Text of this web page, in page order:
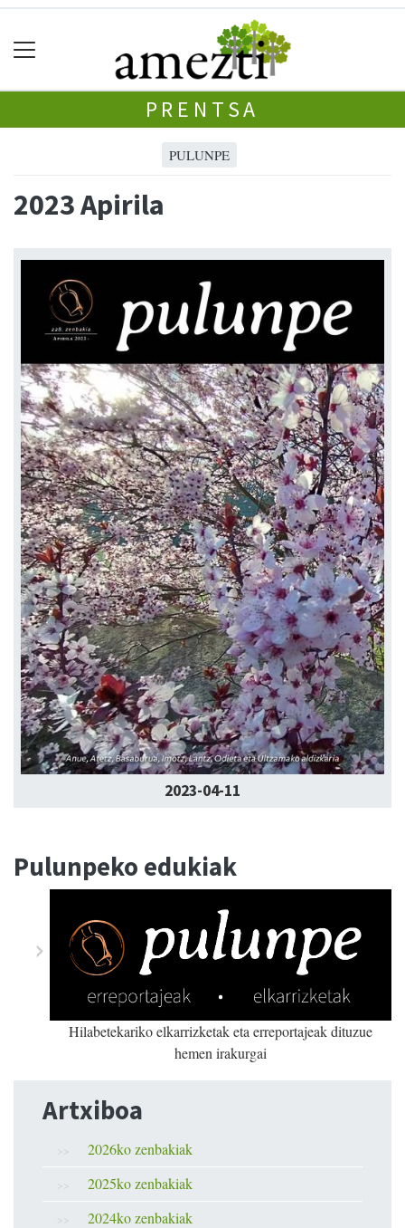
PRENTSA
PULUNPE
2023 Apirila
2023-04-11
Pulunpeko edukiak
Hilabetekariko elkarrizketak eta erreportajeak dituzue
hemen irakurgai
Artxiboa
2026ko zenbakiak
2025ko zenbakiak
2024ko zenbakiak